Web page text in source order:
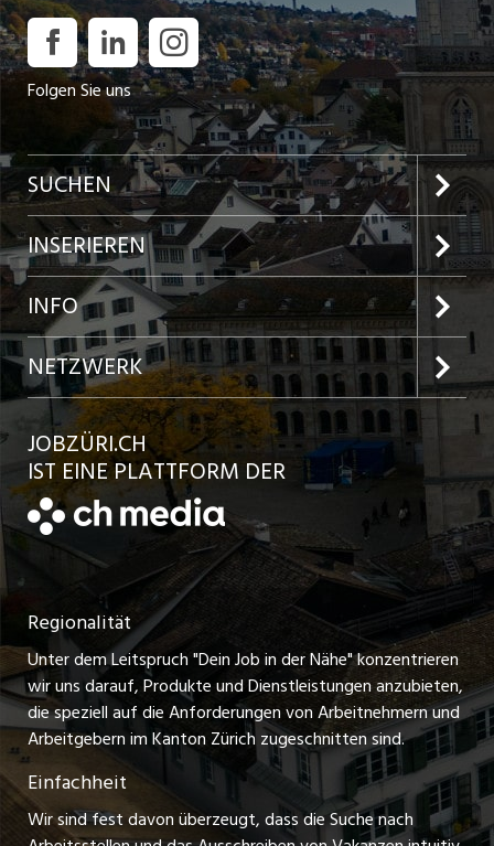
Folgen Sie uns
SUCHEN
Jobs im Kanton Zürich
Jobs in der Stadt Zürich
Jobs in der Stadt Winterthur
Jobs in der Stadt Bülach
Jobs in der Stadt Uster
Jobs in der Stadt Horgen
Festanstellungen
Temporäre Jobs
Freelance Jobs
Praktikum-Jobs
Lehrstellen
Ferienjobs
INSERIEREN
Preise und Leistungen
Inserat aufgeben
Kundenlogin
Schnittstelle
INFO
Team
Ratgeber
AGB
Datenschutzerklärung
Nutzungsbedingungen
Impressum
Stellenmeldepflicht
NETZWERK
jobbasel.ch
jobbern.ch
jobmittelland.ch
zentraljob.ch
myjob.ch
schaffu.ch (VS)
ajourjob.ch
limmattalerzeitung.ch
JOBZÜRI.CH
IST EINE PLATTFORM DER
Regionalität
Unter dem Leitspruch "Dein Job in der Nähe" konzentrieren
wir uns darauf, Produkte und Dienstleistungen anzubieten,
die speziell auf die Anforderungen von Arbeitnehmern und
Arbeitgebern im Kanton Zürich zugeschnitten sind.
Einfachheit
Wir sind fest davon überzeugt, dass die Suche nach